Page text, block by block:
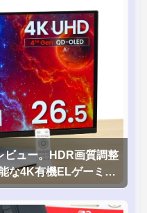
ビュー。HDR画質調整
な4K有機ELゲーミン